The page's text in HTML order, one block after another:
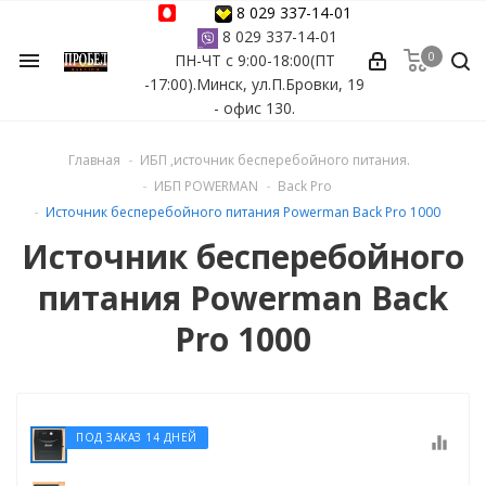
menu
8 029 337-14-01
8 029 337-14-01
ПН-ЧТ с 9:00-18:00(ПТ
-17:00).Минск, ул.П.Бровки, 19
- офис 130.
бассейнов
0
Главная
ИБП ,источник бесперебойного питания.
ИБП POWERMAN
Back Pro
Источник бесперебойного питания Powerman Back Pro 1000
Источник бесперебойного
питания Powerman Back
Pro 1000
ПОД ЗАКАЗ 14 ДНЕЙ equalizer